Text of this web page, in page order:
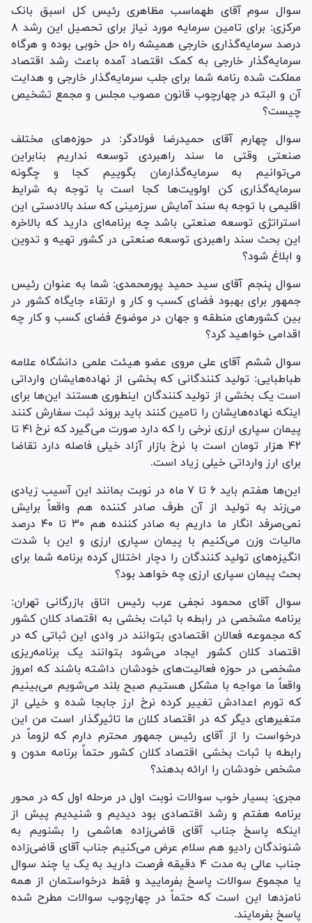
سوال سوم آقای طهماسب مظاهری رئیس کل اسبق بانک
مرکزی: برای تامین سرمایه مورد نیاز برای تحصیل این رشد ۸
درصد سرمایه‌گذاری خارجی همیشه راه حل خوبی بوده و هرگاه
سرمایه‌گذار خارجی به کمک اقتصاد آمده باعث رشد اقتصاد
مملکت شده رنامه شما برای جلب سرمایه‌گذار خارجی و هدایت
آن و البته در چهارچوب قانون مصوب مجلس و مجمع تشخیص
چیست؟
سوال چهارم آقای حمیدرضا فولادگر: در حوزه‌های مختلف
صنعتی وقتی ما سند راهبردی توسعه نداریم بنابراین
می‌توانیم به سرمایه‌گذارمان بگوییم کجا و چگونه
سرمایه‌گذاری کن اولویت‌ها کجا است با توجه به شرایط
اقلیمی با توجه به سند آمایش سرزمینی که سند بالادستی این
استراتژی توسعه صنعتی باشد چه برنامه‌ای دارید که بالاخره
این بحث سند راهبردی توسعه صنعتی در کشور تهیه و تدوین
و ابلاغ شود؟
سوال پنجم آقای سید حمید پورمحمدی: شما به عنوان رئیس
جمهور برای بهبود فضای کسب و کار و ارتقاء جایگاه کشور در
بین کشور‌های منطقه و جهان در موضوع فضای کسب و کار چه
اقدامی خواهید کرد؟
سوال ششم آقای علی مروی عضو هیئت علمی دانشگاه علامه
طباطبایی: تولید کنندگانی که بخشی از نهاده‌هایشان وارداتی
است یک بخشی از تولید کنندگان اینطوری هستند این‌ها برای
اینکه نهاده‌هایشان را تامین کنند باید بروند ثبت سفارش کنند
پیمان سپاری ارزی نرخی را که دارد صورت می‌گیرد که نرخ ۴۱ تا
۴۲ هزار تومان است با نرخ بازار آزاد خیلی فاصله دارد تقاضا
برای ارز وارداتی خیلی زیاد است.
این‌ها هفتم باید ۶ تا ۷ ماه در نوبت بمانند این آسیب زیادی
می‌زند به تولید از آن طرف صادر کننده هم واقعاً برایش
نمی‌صرفد انگار ما داریم به صادر کننده هم ۳۰ تا ۴۰ درصد
مالیات وزن می‌کنیم با پیمان سپاری ارزی و این با شدت
انگیزه‌های تولید کنندگان را دچار اختلال کرده برنامه شما برای
بحث پیمان سپاری ارزی چه خواهد بود؟
سوال آقای محمود نجفی عرب رئیس اتاق بازرگانی تهران:
برنامه مشخصی در رابطه با ثبات بخشی به اقتصاد کلان کشور
که مجموعه فعالان اقتصادی بتوانند در وادی این ثباتی که در
اقتصاد کلان کشور ایجاد می‌شود بتوانند یک برنامه‌ریزی
مشخصی در حوزه فعالیت‌های خودشان داشته باشند که امروز
واقعاً ما مواجه با مشکل هستیم صبح بلند می‌شویم می‌بینیم
که تورم اعدادش تغییر کرده نرخ ارز جابجا شده و خیلی از
متغیر‌های دیگر که در اقتصاد کلان ما تاثیرگذار است من این
درخواست را از آقای رئیس جمهور محترم دارم که لزوماً در
رابطه با ثبات بخشی اقتصاد کلان کشور حتماً برنامه مدون و
مشخص خودشان را ارائه بدهند؟
مجری: بسیار خوب سوالات نوبت اول در مرحله اول که در محور
برنامه هفتم و رشد اقتصادی بود دیدیم و شنیدیم پیش از
اینکه پاسخ جناب آقای قاضی‌زاده هاشمی را بشنویم به
شنوندگان رادیو هم سلام عرض می‌کنیم جناب آقای قاضی‌زاده
جناب عالی به مدت ۴ دقیقه فرصت دارید به یک یا چند سوال
یا مجموع سوالات پاسخ بفرمایید و فقط درخواستمان از همه
نامزد‌ها این است که حتماً در چهارچوب سوالات مطرح شده
پاسخ بفرمایند.